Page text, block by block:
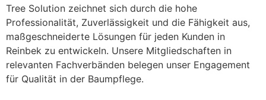
Tree Solution zeichnet sich durch die hohe
Professionalität, Zuverlässigkeit und die Fähigkeit aus,
maßgeschneiderte Lösungen für jeden Kunden in
Reinbek zu entwickeln. Unsere Mitgliedschaften in
relevanten Fachverbänden belegen unser Engagement
für Qualität in der Baumpflege.